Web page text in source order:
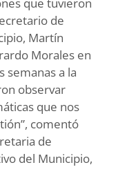
que tuvieron
de
Martín
Morales en
semanas a la
observar
que nos
comentó
de
del Municipio,